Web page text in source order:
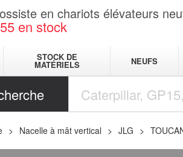
en chariots élévateurs
en stock
STOCK DE
MATÉRIELS NEUFS
Nacelle à mât vertical JLG